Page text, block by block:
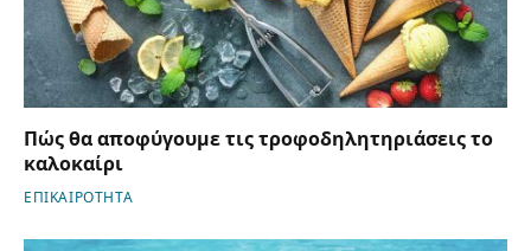
Πώς θα αποφύγουμε τις τροφοδηλητηριάσεις το
καλοκαίρι
ΕΠΙΚΑΙΡΟΤΗΤΑ